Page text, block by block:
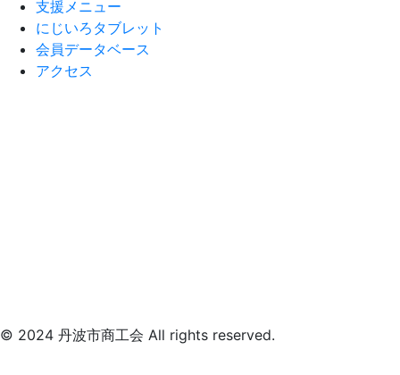
支援メニュー
にじいろタブレット
会員データベース
アクセス
© 2024 丹波市商工会 All rights reserved.